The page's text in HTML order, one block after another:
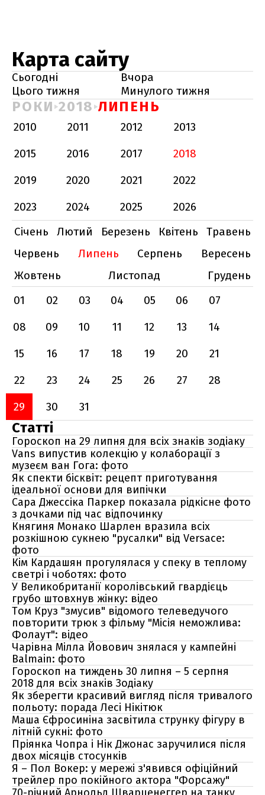
Карта сайту
Сьогодні
Вчора
Цього тижня
Минулого тижня
РОКИ 2018 ЛИПЕНЬ
2010 2011 2012
2013
2015
2016 2017
2018
2019
2020 2021
2022
2023
2024 2025
2026
Січень
Лютий Березень Квітень
Травень
Червень
Липень Серпень
Вересень
Жовтень
Листопад
Грудень
01
02 03 04 05 06
07
08
09 10 11 12 13
14
15
16 17 18 19 20
21
22
23 24 25 26 27
28
29
30 31
Статті
Гороскоп на 29 липня для всіх знаків зодіаку
Vans випустив колекцію у колаборації з
музеєм ван Гога: фото
Як спекти бісквіт: рецепт приготування
ідеальної основи для випічки
Сара Джессіка Паркер показала рідкісне фото
з дочками під час відпочинку
Княгиня Монако Шарлен вразила всіх
розкішною сукнею "русалки" від Versace:
фото
Кім Кардашян прогулялася у спеку в теплому
светрі і чоботях: фото
У Великобританії королівський гвардієць
грубо штовхнув жінку: відео
Том Круз "змусив" відомого телеведучого
повторити трюк з фільму "Місія неможлива:
Фолаут": відео
Чарівна Мілла Йовович знялася у кампейні
Balmain: фото
Гороскоп на тиждень 30 липня – 5 серпня
2018 для всіх знаків Зодіаку
Як зберегти красивий вигляд після тривалого
польоту: порада Лесі Нікітюк
Маша Єфросиніна засвітила струнку фігуру в
літній сукні: фото
Пріянка Чопра і Нік Джонас заручилися після
двох місяців стосунків
Я – Пол Вокер: у мережі з'явився офіційний
трейлер про покійного актора "Форсажу"